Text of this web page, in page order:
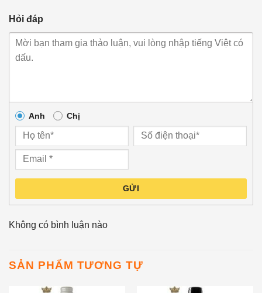
Hỏi đáp
Anh Chị
GỬI
Không có bình luận nào
SẢN PHẨM TƯƠNG TỰ